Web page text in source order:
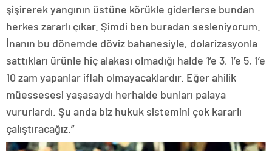
şişirerek yangının üstüne körükle giderlerse bundan
herkes zararlı çıkar. Şimdi ben buradan sesleniyorum.
İnanın bu dönemde döviz bahanesiyle, dolarizasyonla
sattıkları ürünle hiç alakası olmadığı halde 1’e 3, 1’e 5, 1’e
10 zam yapanlar iflah olmayacaklardır. Eğer ahilik
müessesesi yaşasaydı herhalde bunları palaya
vururlardı. Şu anda biz hukuk sistemini çok kararlı
çalıştıracağız.”